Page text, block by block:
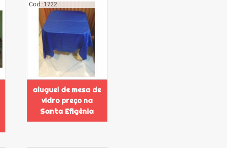
Cod.:1722
aluguel de mesa de
vidro preço na
Santa Efigênia